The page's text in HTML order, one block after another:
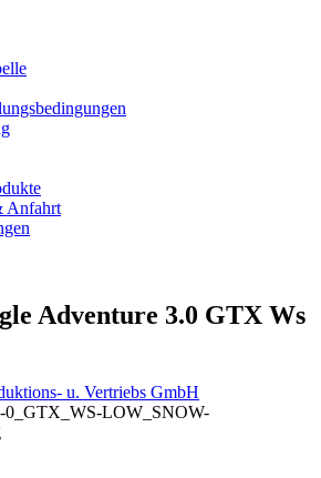
Anfahrt
Adventure 3.0 GTX Ws